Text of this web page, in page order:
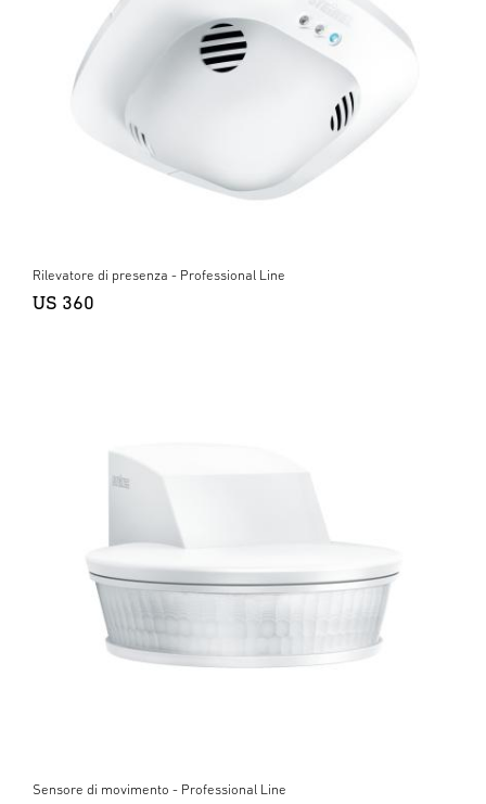
Rilevatore di presenza - Professional Line
US 360
Sensore di movimento - Professional Line